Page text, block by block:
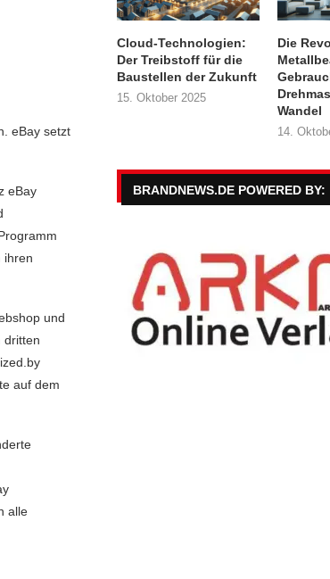
eBay setzt
eBay
ihren
und
dritten
auf dem
alle
Cloud-Technologien:
Der Treibstoff für die
Baustellen der Zukunft
15. Oktober 2025
Die
Wandel
14.
BRANDNEWS.DE POWERED BY: